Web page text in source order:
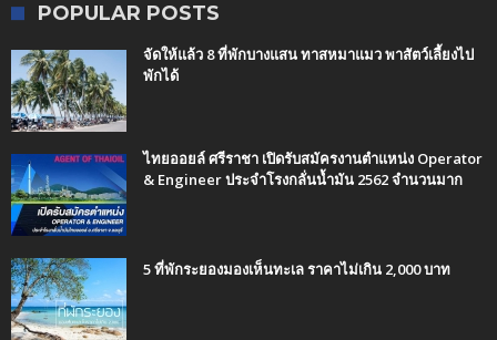
POPULAR POSTS
จัดให้แล้ว 8 ที่พักบางแสน ทาสหมาแมว พาสัตว์เลี้ยงไป
พักได้
ไทยออยล์ ศรีราชา เปิดรับสมัครงานตำแหน่ง Operator
& Engineer ประจำโรงกลั่นน้ำมัน 2562 จำนวนมาก
5 ที่พักระยองมองเห็นทะเล ราคาไม่เกิน 2,000 บาท